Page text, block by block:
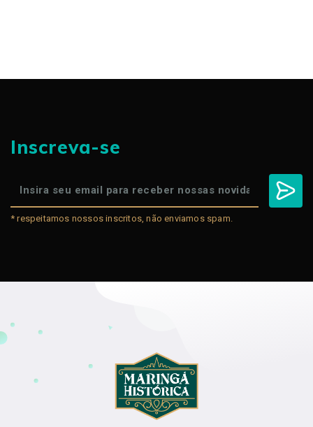
Inscreva-se
* respeitamos nossos inscritos, não enviamos spam.